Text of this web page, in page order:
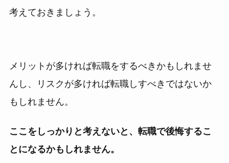
考えておきましょう。
メリットが多ければ転職をするべきかもしれませ
んし、リスクが多ければ転職しすべきではないか
もしれません。
ここをしっかりと考えないと、転職で後悔するこ
とになるかもしれません。